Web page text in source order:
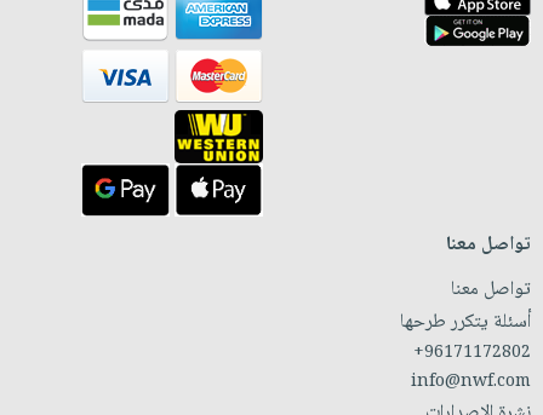
تواصل معنا
تواصل معنا
أسئلة يتكرر طرحها
+96171172802
info@nwf.com